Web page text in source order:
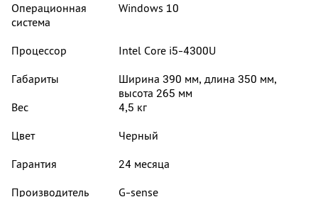
Операционная
система
Windows 10
Процессор
Intel Core i5-4300U
Габариты
Ширина 390 мм, длина 350 мм,
высота 265 мм
Вес
4,5 кг
Цвет
Черный
Гарантия
24 месяца
Производитель
G-sense